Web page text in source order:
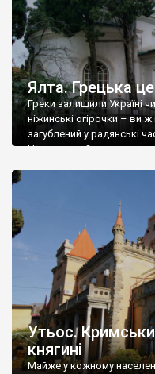
Ялта. Грецька
Греки залишили Україні
ніжинські огірочки – ви
загублений у радянські
Ніжин греки?
Утьос.
княгині
Майже у кожному